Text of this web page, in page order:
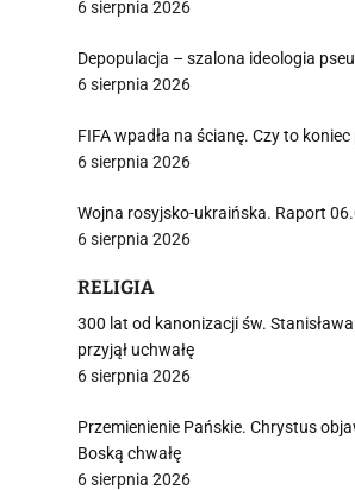
6 sierpnia 2026
Depopulacja – szalona ideologia
6 sierpnia 2026
FIFA wpadła na ścianę. Czy to
6 sierpnia 2026
Wojna rosyjsko-ukraińska. Raport
6 sierpnia 2026
RELIGIA
300 lat od kanonizacji św.
przyjął uchwałę
6 sierpnia 2026
Przemienienie Pańskie. Chrystus
Boską chwałę
6 sierpnia 2026